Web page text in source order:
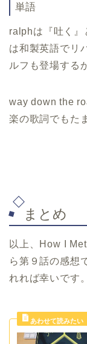
単語
ralphは『吐く』
は和製英語でリ
ルフも登場する
way down the
楽の歌詞でもた
まとめ
以上、How I
ら第９話の感想
れれば幸いです